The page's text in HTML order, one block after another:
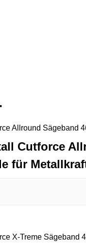
Cutforce
für